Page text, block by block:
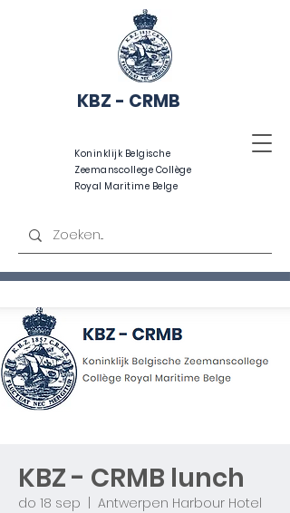
KBZ - CRMB
Koninklijk Belgische
Zeemanscollege Collège
Royal Maritime Belge
KBZ - CRMB lunch
do 18 sep
Antwerpen Harbour Hotel